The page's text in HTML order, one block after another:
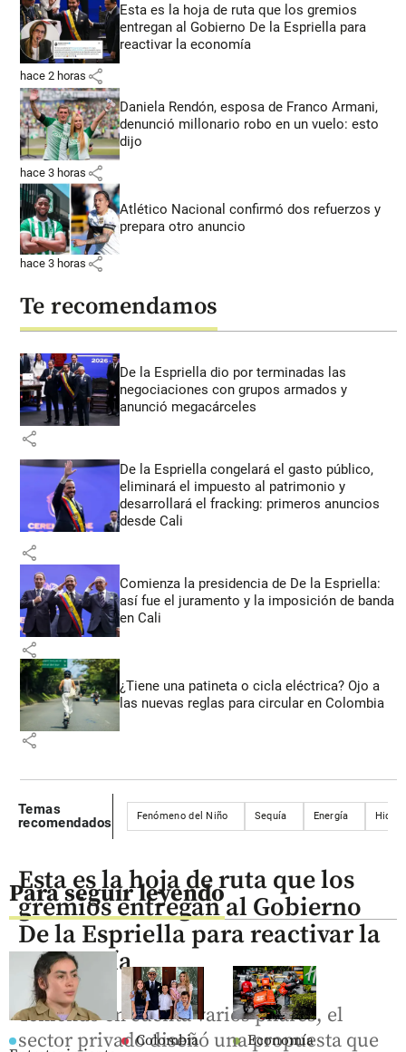
Esta es la hoja de ruta que los gremios
entregan al Gobierno De la Espriella para
reactivar la economía
hace 2 horas share
Daniela Rendón, esposa de Franco Armani,
denunció millonario robo en un vuelo: esto
dijo
hace 3 horas share
Atlético Nacional confirmó dos refuerzos y
prepara otro anuncio
hace 3 horas share
Te recomendamos
De la Espriella dio por terminadas las
negociaciones con grupos armados y
anunció megacárceles
share
De la Espriella congelará el gasto público,
eliminará el impuesto al patrimonio y
desarrollará el fracking: primeros anuncios
desde Cali
share
Comienza la presidencia de De la Espriella:
así fue el juramento y la imposición de banda
en Cali
share
¿Tiene una patineta o cicla eléctrica? Ojo a
las nuevas reglas para circular en Colombia
share
Temas
recomendados
Fenómeno del Niño Sequía Energía
Para seguir leyendo
Colombia Economía
Esta es la hoja de ruta que los
gremios entregan al Gobierno
De la Espriella para reactivar la
economía
Teniendo en cuenta varios pilares, el
sector privado diseñó una propuesta que